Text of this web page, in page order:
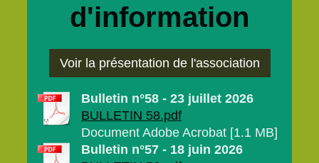
d'information
Voir la présentation de l'association
Bulletin n°58 - 23 juillet 2026
BULLETIN 58.pdf
Document Adobe Acrobat [1.1 MB]
Bulletin n°57 - 18 juin 2026